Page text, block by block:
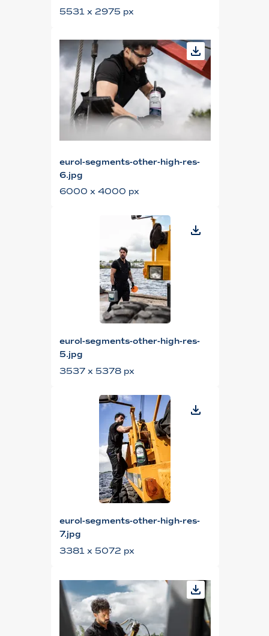
5531 x 2975 px
eurol-segments-other-high-res-
6.jpg
6000 x 4000 px
eurol-segments-other-high-res-
5.jpg
3537 x 5378 px
eurol-segments-other-high-res-
7.jpg
3381 x 5072 px